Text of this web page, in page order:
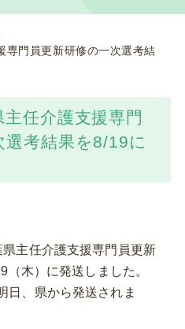
専門員更新研修の一次選考結
任介護支援専門
選考結果を8/19に
主任介護支援専門員更新
木）に発送しました。
日、県から発送されま